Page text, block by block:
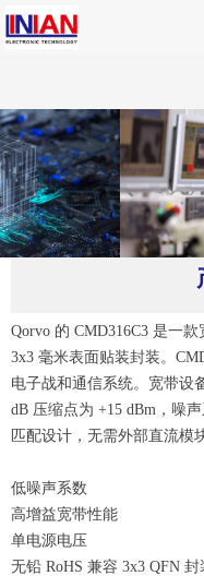
首页 ꄲ QORVO ꄲ
Qorvo 的 CMD316C3 是一
3x3 毫米表面贴装封装。
电子战和通信系统。宽带设
dB 压缩点为 +15 dBm，噪
匹配设计，无需外部直流模
低噪声系数
高增益宽带性能
单电源电压
无铅 RoHS 兼容 3x3 QFN 封